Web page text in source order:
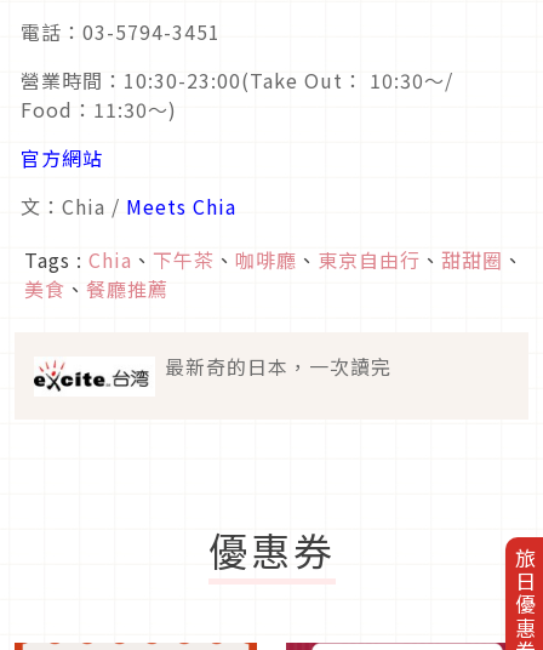
旅日優惠券
電話：03-5794-3451
營業時間：10:30-23:00(Take Out： 10:30～/
Food：11:30～)
官方網站
文：Chia / Meets Chia
Tags : Chia 、 下午茶 、 咖啡廳 、 東京自由行 、 甜甜圈 、
美食 、 餐廳推薦
最新奇的日本，一次讀完
優惠券